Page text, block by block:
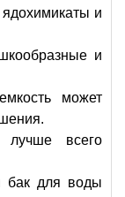
и
и
может
всего
бак для воды